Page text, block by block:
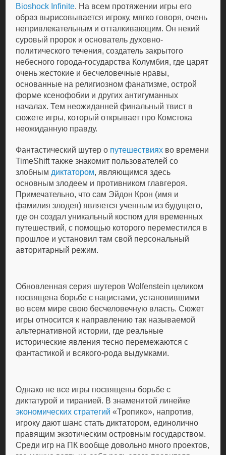
Bioshock Infinite. На всем протяжении игры его
образ вырисовывается игроку, мягко говоря, очень
непривлекательным и отталкивающим. Он некий
суровый пророк и основатель духовно-
политического течения, создатель закрытого
небесного города-государства Колумбия, где царят
очень жестокие и бесчеловечные нравы,
основанные на религиозном фанатизме, острой
форме ксенофобии и других антигуманных
началах. Тем неожиданней финальный твист в
сюжете игры, который открывает про Комстока
неожиданную правду.
Фантастический шутер о путешествиях во времени
TimeShift также знакомит пользователей со
злобным диктатором, являющимся здесь
основным злодеем и противником главгероя.
Примечательно, что сам Эйдон Крон (имя и
фамилия злодея) является ученным из будущего,
где он создал уникальный костюм для временных
путешествий, с помощью которого переместился в
прошлое и установил там свой персональный
авторитарный режим.
Обновленная серия шутеров Wolfenstein целиком
посвящена борьбе с нацистами, установившими
во всем мире свою бесчеловечную власть. Сюжет
игры относится к направлению так называемой
альтернативной истории, где реальные
исторические явления тесно перемежаются с
фантастикой и всякого-рода выдумками.
Однако не все игры посвящены борьбе с
диктатурой и тиранией. В знаменитой линейке
экономических стратегий «Тропико», напротив,
игроку дают шанс стать диктатором, единолично
правящим экзотическим островным государством.
Среди игр на ПК вообще довольно много проектов,